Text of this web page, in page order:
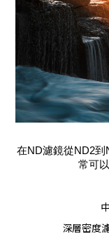
在ND濾鏡從ND2到
常可
深層密度